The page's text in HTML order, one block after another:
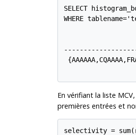
SELECT
WHERE
En vérifiant la liste
premières entrées et
selectivity =